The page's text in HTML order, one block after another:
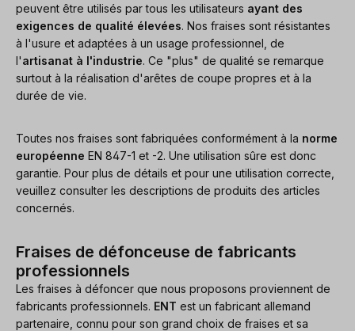
peuvent être utilisés par tous les utilisateurs ayant des
exigences de qualité élevées. Nos fraises sont résistantes
à l'usure et adaptées à un usage professionnel, de
l'artisanat à l'industrie. Ce "plus" de qualité se remarque
surtout à la réalisation d'arêtes de coupe propres et à la
durée de vie.
Toutes nos fraises sont fabriquées conformément à la norme
européenne EN 847-1 et -2. Une utilisation sûre est donc
garantie. Pour plus de détails et pour une utilisation correcte,
veuillez consulter les descriptions de produits des articles
concernés.
Fraises de défonceuse de fabricants
professionnels
Les fraises à défoncer que nous proposons proviennent de
fabricants professionnels. ENT est un fabricant allemand
partenaire, connu pour son grand choix de fraises et sa